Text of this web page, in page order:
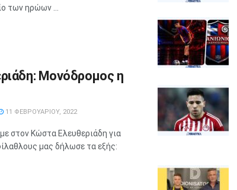
των ηρώων ...
Μονόδρομος η
11 ΦΕΒΡΟΥΑΡΊΟΥ, 2022
στον Κώστα Ελευθεριάδη για
μας δήλωσε τα εξής: